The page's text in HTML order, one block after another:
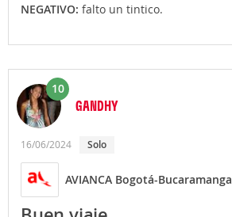
NEGATIVO: falto un tintico.
10
GANDHY
16/06/2024 Solo
AVIANCA Bogotá-Bucaramanga